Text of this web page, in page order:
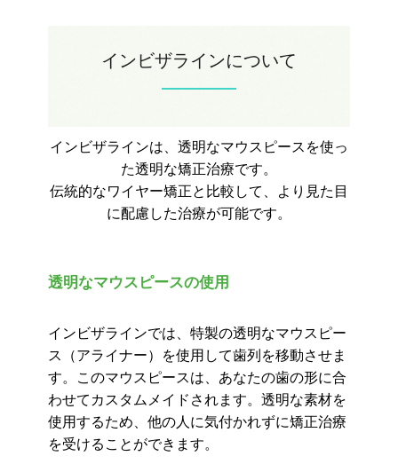
インビザラインについて
インビザラインは、透明なマウスピースを使っ
た透明な矯正治療です。
伝統的なワイヤー矯正と比較して、より見た目
に配慮した治療が可能です。
透明なマウスピースの使用
インビザラインでは、特製の透明なマウスピー
ス（アライナー）を使用して歯列を移動させま
す。このマウスピースは、あなたの歯の形に合
わせてカスタムメイドされます。透明な素材を
使用するため、他の人に気付かれずに矯正治療
を受けることができます。